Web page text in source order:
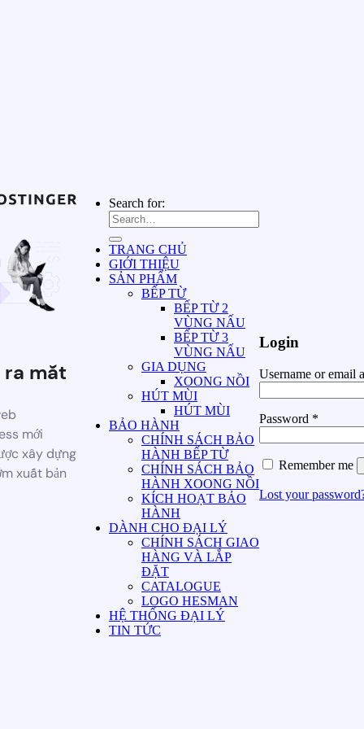
ra mắt
mới
xây dựng
xuất bản
Search for:
TRANG CHỦ
GIỚI THIỆU
SẢN PHẨM
BẾP TỪ
BẾP TỪ 2
VÙNG NẤU
BẾP TỪ 3
VÙNG NẤU
GIA DỤNG
XOONG NỒI
HÚT MÙI
HÚT MÙI
BẢO HÀNH
CHÍNH SÁCH BẢO
HÀNH BẾP TỪ
CHÍNH SÁCH BẢO
HÀNH XOONG NỒI
KÍCH HOẠT BẢO
HÀNH
DÀNH CHO ĐẠI LÝ
CHÍNH SÁCH GIAO
HÀNG VÀ LẮP
ĐẶT
CATALOGUE
LOGO HESMAN
HỆ THỐNG ĐẠI LÝ
TIN TỨC
Login
Username or email
Password *
Remember me
Lost your